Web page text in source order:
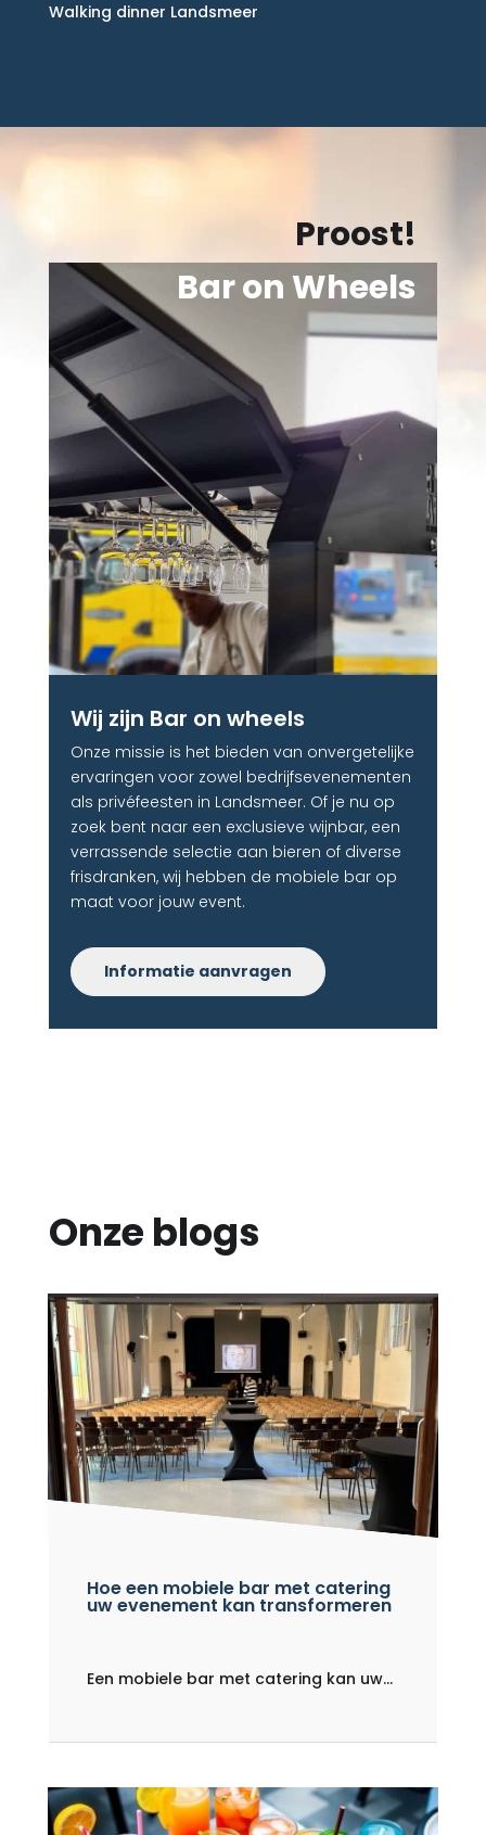
Walking dinner Landsmeer
Proost!
Bar on Wheels
Wij zijn Bar on wheels
Onze missie is het bieden van onvergetelijke
ervaringen voor zowel bedrijfsevenementen
als privéfeesten in Landsmeer. Of je nu op
zoek bent naar een exclusieve wijnbar, een
verrassende selectie aan bieren of diverse
frisdranken, wij hebben de mobiele bar op
maat voor jouw event.
Informatie aanvragen
Onze blogs
Hoe een mobiele bar met catering
uw evenement kan transformeren
Een mobiele bar met catering kan uw...